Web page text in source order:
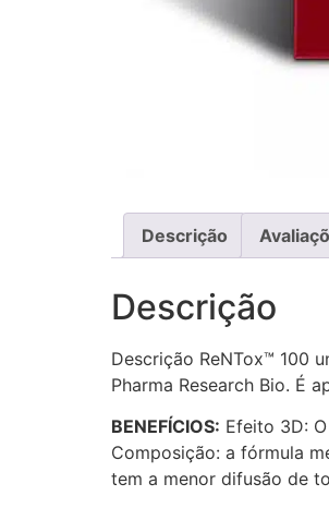
Descrição
Descrição
Descrição ReNTox™ 100
Pharma Research Bio. É
BENEFÍCIOS: Efeito 3D:
Composição: a fórmula
tem a menor difusão de